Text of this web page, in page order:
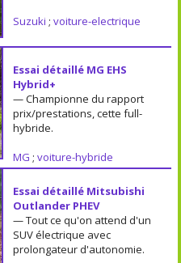
Suzuki ; voiture-electrique
Essai détaillé MG EHS
Hybrid+
— Championne du rapport
prix/prestations, cette full-
hybride.
MG ; voiture-hybride
Essai détaillé Mitsubishi
Outlander PHEV
— Tout ce qu'on attend d'un
SUV électrique avec
prolongateur d'autonomie.